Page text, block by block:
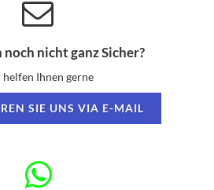
noch nicht ganz Sicher?
Ihnen gerne